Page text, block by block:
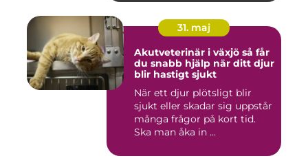
31. maj
Akutveterinär i växjö så får
du snabb hjälp när ditt djur
blir hastigt sjukt
När ett djur plötsligt blir
sjukt eller skadar sig uppstår
många frågor på kort tid.
Ska man åka in ...